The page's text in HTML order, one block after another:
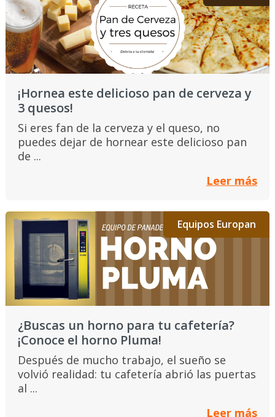
¡Hornea este delicioso pan de cerveza y
3 quesos!
Si eres fan de la cerveza y el queso, no
puedes dejar de hornear este delicioso pan
de ...
Leer más
Equipos Europan
¿Buscas un horno para tu cafetería?
¡Conoce el horno Pluma!
Después de mucho trabajo, el sueño se
volvió realidad: tu cafetería abrió las puertas
al ...
Leer más